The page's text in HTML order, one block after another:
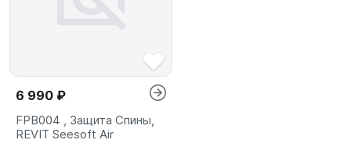
6 990 ₽
FPB004 , Защита Спины,
REVIT Seesoft Air